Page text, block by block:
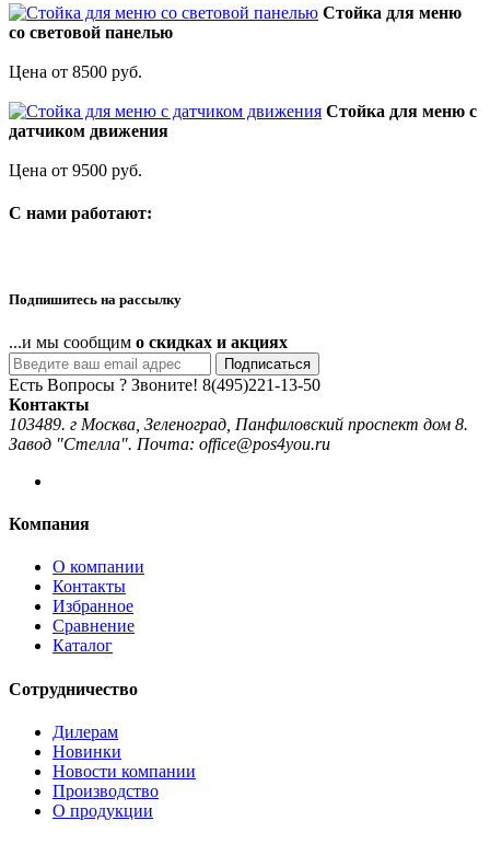
Стойка для меню
со световой панелью
Цена от 8500 руб.
Стойка для меню с
датчиком движения
Цена от 9500 руб.
C нами работают:
Подпишитесь на рассылку
...и мы сообщим о скидках и акциях
Подписаться
Есть Вопросы ? Звоните! 8(495)221-13-50
Контакты
103489. г Москва, Зеленоград, Панфиловский проспект дом 8.
Завод "Стелла". Почта: office@pos4you.ru
Компания
О компании
Контакты
Избранное
Сравнение
Каталог
Сотрудничество
Дилерам
Новинки
Новости компании
Производство
О продукции